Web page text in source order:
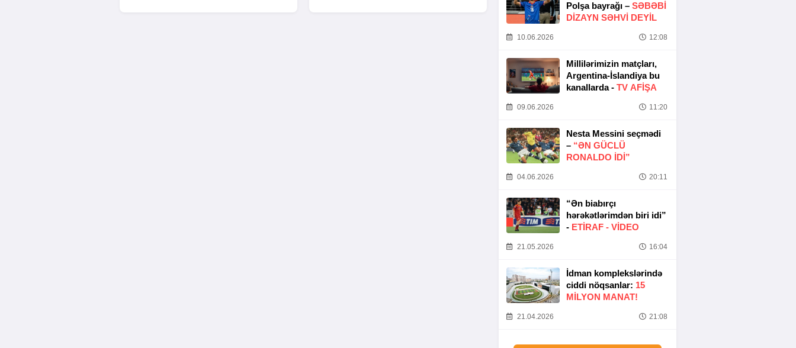
Polşa bayrağı – SƏBƏBI
DIZAYN SƏHVI DEYIL
10.06.2026 12:08
Millilərimizin matçları,
Argentina-İslandiya bu
kanallarda - TV AFİŞA
09.06.2026 11:20
Nesta Messini seçmədi
– “ƏN GÜCLÜ
RONALDO IDI”
04.06.2026 20:11
“Ən biabırçı
hərəkətlərimdən biri idi”
- ETIRAF - VİDEO
21.05.2026 16:04
İdman komplekslərində
ciddi nöqsanlar: 15
MILYON MANAT!
21.04.2026 21:08